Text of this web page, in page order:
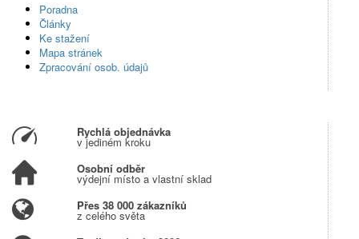
Poradna
Články
Ke stažení
Mapa stránek
Zpracování osob. údajů
Rychlá objednávka
v jediném kroku
Osobní odběr
výdejní místo a vlastní sklad
Přes 38 000 zákazníků
z celého světa